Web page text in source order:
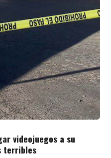
videojuegos a su
terribles